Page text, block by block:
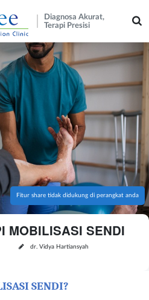
Diagnosa Akurat,
Terapi Presisi
Fitur share tidak didukung di perangkat anda
MOBILISASI SENDI
dr. Vidya Hartiansyah
SENDI?